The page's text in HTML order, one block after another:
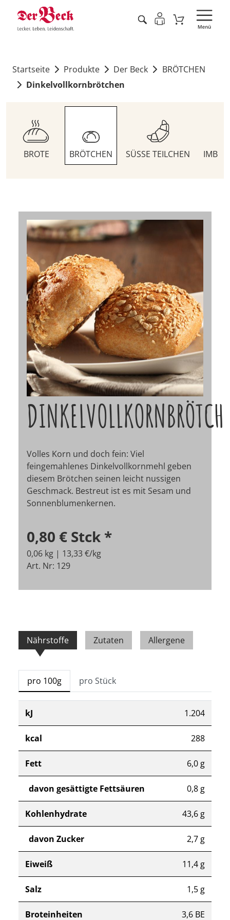
Startseite Produkte Der Beck
BRÖTCHEN
Dinkelvollkornbrötchen
BROTE BRÖTCHEN SÜSSE TEILCHEN
Volles Korn und doch fein: Viel
feingemahlenes Dinkelvollkornmehl geben
diesem Brötchen seinen leicht nussigen
Geschmack. Bestreut ist es mit Sesam und
Sonnenblumenkernen.
0,80 € Stck *
0,06 kg | 13,33 €/kg
Art. Nr: 129
Nährstoffe Zutaten Allergene
pro 100g pro Stück
kJ 1.204
kcal 288
Fett 6,0 g
davon gesättigte Fettsäuren 0,8 g
Kohlenhydrate 43,6 g
davon Zucker 2,7 g
Eiweiß 11,4 g
Salz 1,5 g
Broteinheiten 3,6 BE